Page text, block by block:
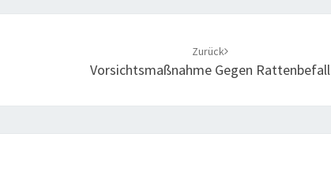
Zurück
Vorsichtsmaßnahme Gegen Rattenbefall